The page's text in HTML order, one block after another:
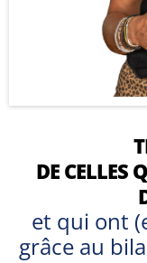
DE CELLES
et qui ont
grâce au